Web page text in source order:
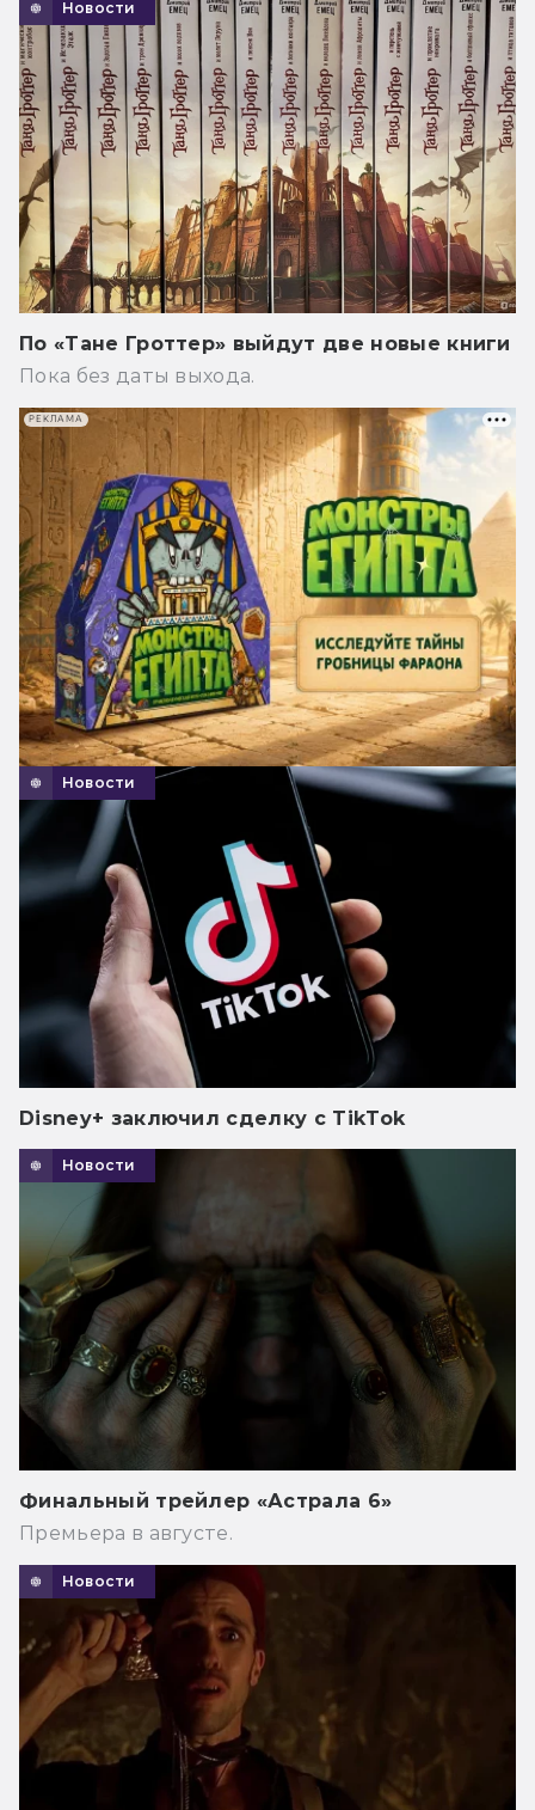
Новости
По «Тане Гроттер» выйдут две новые книги
Пока без даты выхода.
Новости
Disney+ заключил сделку с TikTok
Новости
Финальный трейлер «Астрала 6»
Премьера в августе.
Новости
РЕКЛАМА